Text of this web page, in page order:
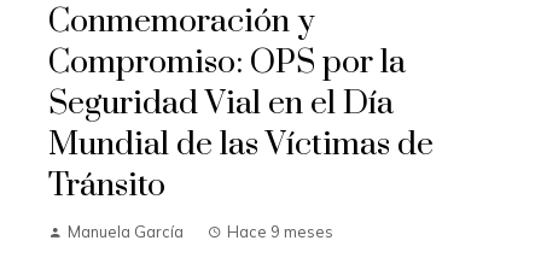
Conmemoración y
Compromiso: OPS por la
Seguridad Vial en el Día
Mundial de las Víctimas de
Tránsito
Manuela García Hace 9 meses